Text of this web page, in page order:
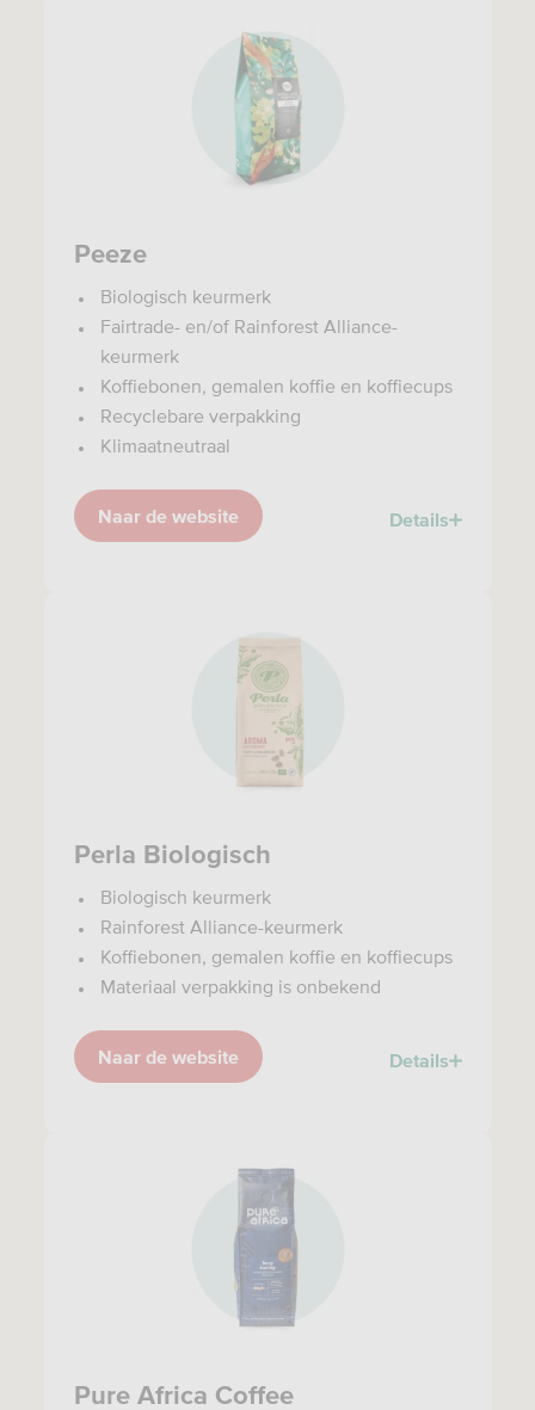
Peeze
Biologisch keurmerk
Fairtrade- en/of Rainforest Alliance-
keurmerk
Koffiebonen, gemalen koffie en koffiecups
Recyclebare verpakking
Klimaatneutraal
Naar de website Details
Perla Biologisch
Biologisch keurmerk
Rainforest Alliance-keurmerk
Koffiebonen, gemalen koffie en koffiecups
Materiaal verpakking is onbekend
Naar de website Details
Pure Africa Coffee